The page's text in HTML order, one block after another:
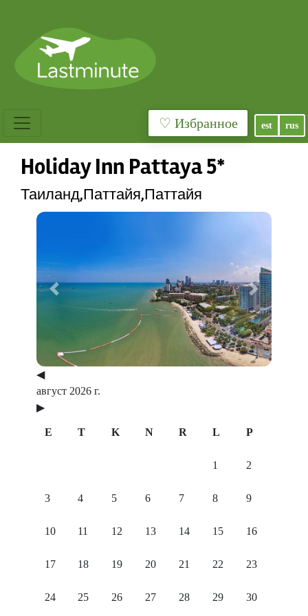
♡ Избранное est rus
Holiday Inn Pattaya 5*
Таиланд,Паттайя,Паттайя
Previous Next
◀
август 2026 г.
▶
E T K N R L P
1 2
3 4 5 6 7 8 9
10 11 12 13 14 15 16
17 18 19 20 21 22 23
24 25 26 27 28 29 30